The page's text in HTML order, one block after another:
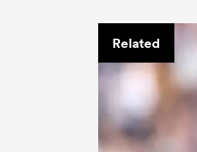
Related